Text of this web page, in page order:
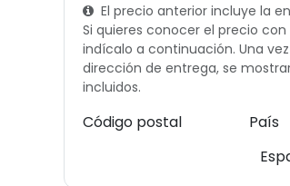
El precio anterior incluye la
Si quieres conocer el precio
indícalo a continuación. Una
dirección de entrega, se
incluidos.
Código postal
País